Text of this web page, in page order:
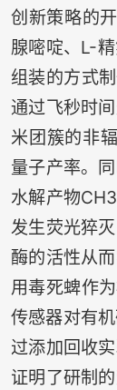
创新策略的
腺嘧啶、L-
组装的方式
通过飞秒时
米团簇的非
量子产率。
水解产物
发生荧光猝
酶的活性从
用毒死蜱作
传感器对有
过添加回收
证明了研制